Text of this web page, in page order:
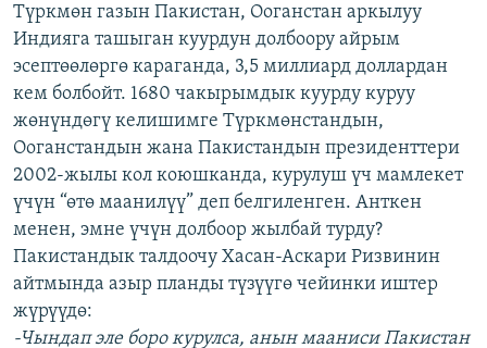
Түркмөн газын Пакистан, Ооганстан аркылуу
Индияга ташыган куурдун долбоору айрым
эсептөөлөргө караганда, 3,5 миллиард доллардан
кем болбойт. 1680 чакырымдык куурду куруу
жөнүндөгү келишимге Түркмөнстандын,
Ооганстандын жана Пакистандын президенттери
2002-жылы кол коюшканда, курулуш үч мамлекет
үчүн “өтө маанилүү” деп белгиленген. Анткен
менен, эмне үчүн долбоор жылбай турду?
Пакистандык талдоочу Хасан-Аскари Ризвинин
айтмында азыр планды түзүүгө чейинки иштер
жүрүүдө:
-Чындап эле боро курулса, анын мааниси Пакистан